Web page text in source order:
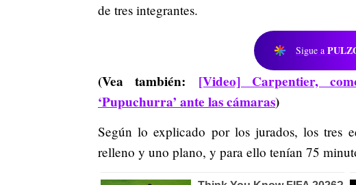
de tres integrantes.
Sigue a
(Vea también: [Video] Carpentier,
‘Pupuchurra’ ante las cámaras)
Según lo explicado por los jurados, los tres
relleno y uno plano, y para ello tenían 75